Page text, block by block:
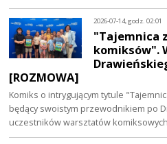
2026-07-14, godz. 02:01
"Tajemnica
komiksów".
[ROZMOWA]
Komiks o intrygującym tytule
będący swoistym przewodnikiem po
uczestników warsztatów